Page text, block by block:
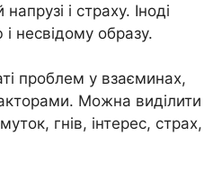
і страху. Іноді
несвідому образу.
проблем у взаєминах,
Можна виділити
гнів, інтерес, страх,